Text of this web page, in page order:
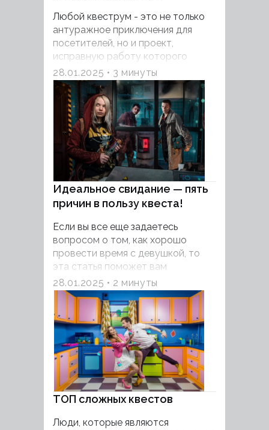
Любой квеструм - это не только
антуражное приключения для
посетителей, но и проект,
исправную работу которого
необходимо поддерживать на
постоянной основе. Перед
началом игры вы обязательно
услышите просьбы не применять
грубую физическую силу, но это
не единственный нюанс, о
котором нужно помнить, если вы
хотите успешно пройти игру и
получить наилучшие впечатления
от процесса. Ниже вы найдете
небольшой чеклист для
понять, как построена работа
квестов и о чем стоить помнить
команде, которая рассчитывает на
победу.
28.01.2025 3 минуты
Идеальное свидание — пять
причин в пользу квеста!
Если вы все еще задаетесь
вопросом о том, как хорошо
провести время с девушкой, то
эта статья поможет вам
подготовиться к идеальному
свиданию.
28.01.2025 2 минуты
ТОП сложных квестов
Люди, которые являются